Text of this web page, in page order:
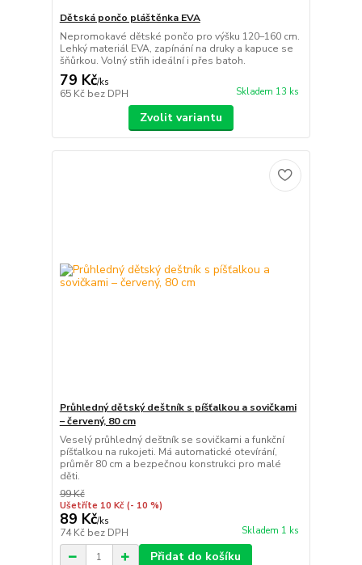
Dětská pončo pláštěnka EVA
Nepromokavé dětské pončo pro výšku 120–160 cm.
Lehký materiál EVA, zapínání na druky a kapuce se
šňůrkou. Volný střih ideální i přes batoh.
79 Kč/ks
65 Kč bez DPH Skladem 13 ks
Zvolit variantu
Průhledný dětský deštník s píšťalkou a sovičkami
– červený, 80 cm
Veselý průhledný deštník se sovičkami a funkční
píšťalkou na rukojeti. Má automatické otevírání,
průměr 80 cm a bezpečnou konstrukci pro malé
děti.
99 Kč
Ušetříte 10 Kč (- 10 %)
89 Kč/ks
74 Kč bez DPH Skladem 1 ks
Přidat do košíku